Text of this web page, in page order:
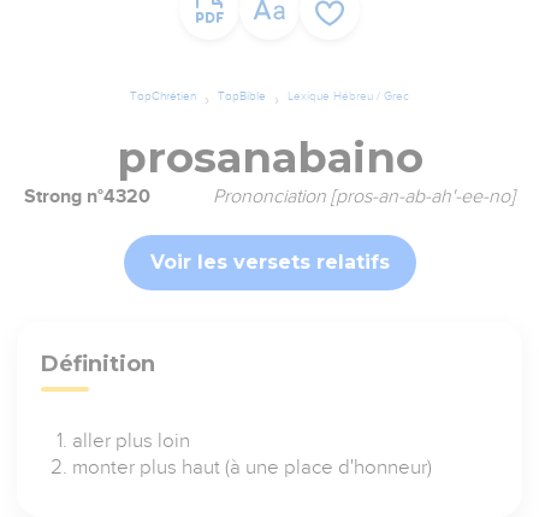
TopChrétien TopBible Lexique Hébreu / Grec
prosanabaino
Strong n°4320 Prononciation [pros-an-ab-ah'-ee-no]
Voir les versets relatifs
Définition
aller plus loin
monter plus haut (à une place d'honneur)